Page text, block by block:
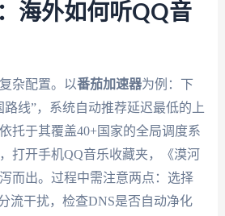
海外如何听QQ音
杂配置。以番茄加速器为例：下
路线”，系统自动推荐延迟最低的上
于其覆盖40+国家的全局调度系
打开手机QQ音乐收藏夹，《漠河
而出。过程中需注意两点：选择
流干扰，检查DNS是否自动净化